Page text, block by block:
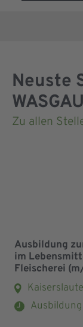
Neuste
WASGAU
Zu allen
Ausbildung
im
Fleischerei
Ausbildung